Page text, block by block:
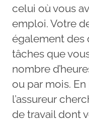
celui où vous
emploi. Votre
également des
tâches que
nombre
ou par mois.
l’assureur
de travail dont